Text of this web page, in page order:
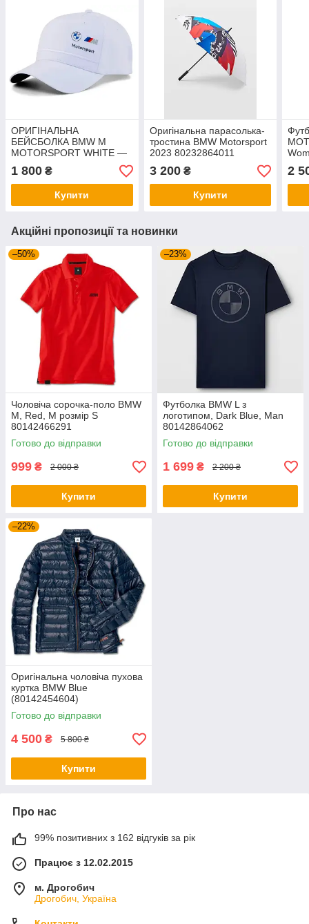
ОРИГІНАЛЬНА
БЕЙСБОЛКА BMW M
MOTORSPORT WHITE —
80162864387
1 800 ₴
Купити
Оригінальна парасолька-
тростина BMW Motorsport
2023 80232864011
3 200₴
Купити
2
Акційні пропозиції та новинки
–50%
Чоловіча сорочка-поло BMW
M, Red, M розмір S
80142466291
Готово до відправки
999 ₴ 2 000 ₴
Купити
–23%
Футболка BMW L з
логотипом, Dark Blue, Man
80142864062
Готово до відправки
1 699 ₴ 2 200 ₴
Купити
–22%
Оригінальна чоловіча пухова
куртка BMW Blue
(80142454604)
Готово до відправки
4 500 ₴ 5 800 ₴
Купити
Про нас
99% позитивних з 162 відгуків за рік
Працює з 12.02.2015
м. Дрогобич
Дрогобич, Україна